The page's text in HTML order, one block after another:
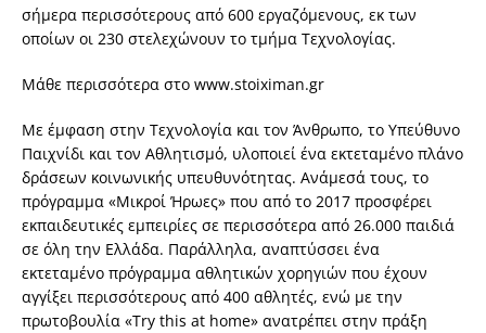
σήμερα περισσότερους από 600 εργαζόμενους, εκ των
οποίων οι 230 στελεχώνουν το τμήμα Τεχνολογίας.
Μάθε περισσότερα στο www.stoiximan.gr
Με έμφαση στην Τεχνολογία και τον Άνθρωπο, το Υπεύθυνο
Παιχνίδι και τον Αθλητισμό, υλοποιεί ένα εκτεταμένο πλάνο
δράσεων κοινωνικής υπευθυνότητας. Ανάμεσά τους, το
πρόγραμμα «Μικροί Ήρωες» που από το 2017 προσφέρει
εκπαιδευτικές εμπειρίες σε περισσότερα από 26.000 παιδιά
σε όλη την Ελλάδα. Παράλληλα, αναπτύσσει ένα
εκτεταμένο πρόγραμμα αθλητικών χορηγιών που έχουν
αγγίξει περισσότερους από 400 αθλητές, ενώ με την
πρωτοβουλία «Try this at home» ανατρέπει στην πράξη